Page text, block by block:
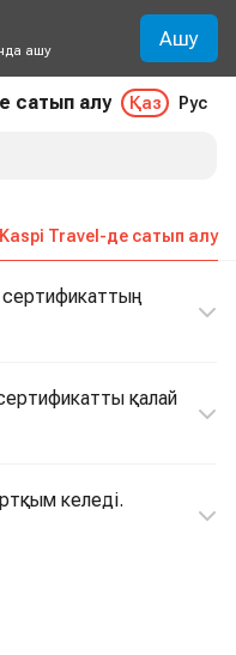
ашу Ашу
сатып алу Қаз Рус
Kaspi Travel-де сатып алу
қалай
келеді.